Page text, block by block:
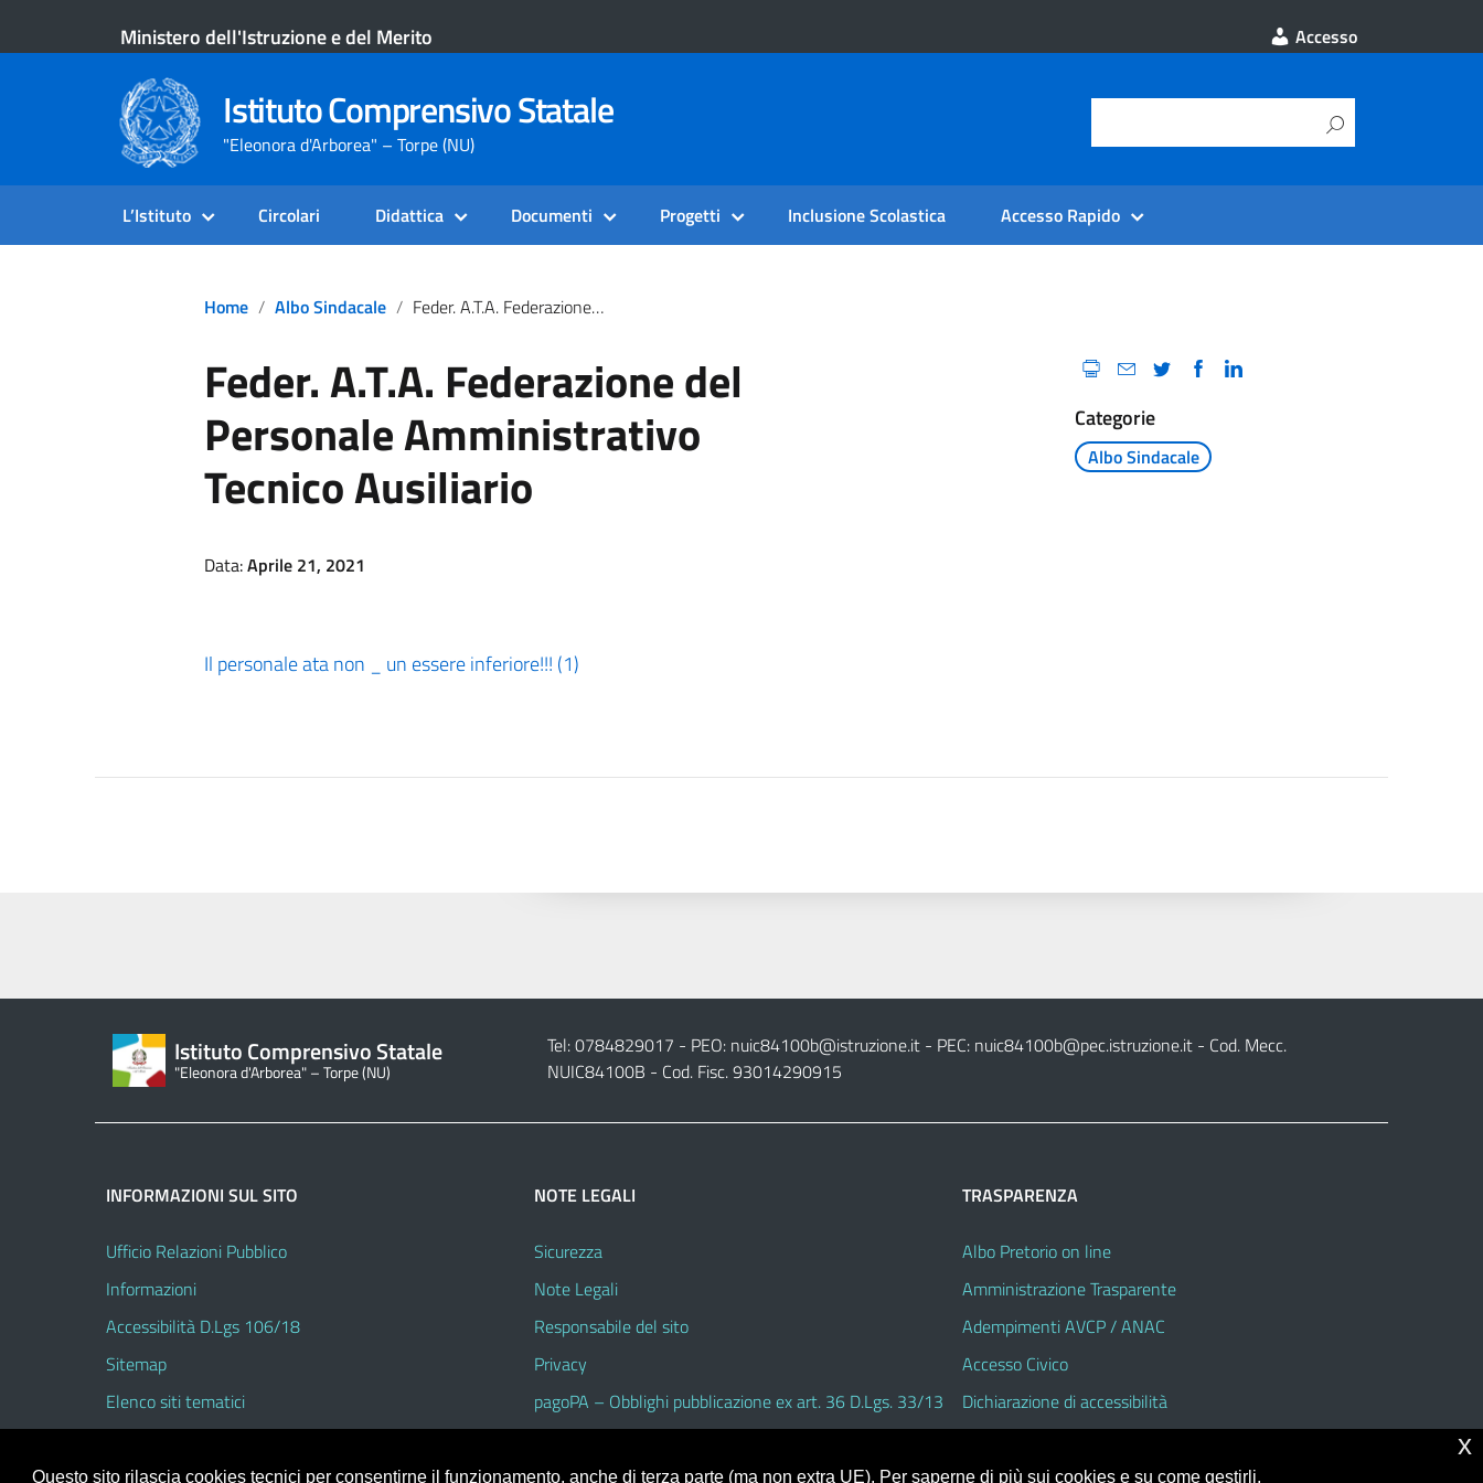
Ministero dell'Istruzione e del Merito Accesso
Istituto Comprensivo Statale
"Eleonora d'Arborea" – Torpe (NU)
L’Istituto Circolari Didattica Documenti Progetti Inclusione Scolastica Accesso Rapido
Home Albo Sindacale Feder. A.T.A. Federazione Del Personale Amministrativo Tecnico Ausiliario
Feder. A.T.A. Federazione del
Personale Amministrativo
Tecnico Ausiliario
Categorie
Albo Sindacale
Data:Aprile 21, 2021
Il personale ata non _ un essere inferiore!!! (1)
Istituto Comprensivo Statale
"Eleonora d'Arborea" – Torpe (NU)
Tel: 0784829017 - PEO: nuic84100b@istruzione.it- PEC: nuic84100b@pec.istruzione.it- Cod. Mecc.
NUIC84100B - Cod. Fisc. 93014290915
INFORMAZIONI SUL SITO
Ufficio Relazioni Pubblico
Informazioni
Accessibilità D.Lgs 106/18
Sitemap
Elenco siti tematici
NOTE LEGALI
Sicurezza
Note Legali
Responsabile del sito
Privacy
pagoPA – Obblighi pubblicazione ex art. 36 D.Lgs. 33/13
TRASPARENZA
Albo Pretorio on line
Amministrazione Trasparente
Adempimenti AVCP / ANAC
Accesso Civico
Dichiarazione di accessibilità
Questo sito rilascia cookies tecnici per consentirne il funzionamento, anche di terza parte (ma non extra UE). Per saperne di più sui cookies e su come gestirli,
x